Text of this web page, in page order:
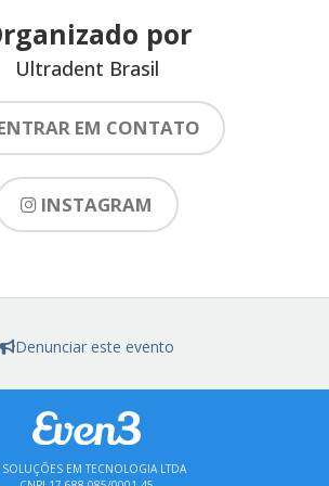
por
Ultradent Brasil
EM CONTATO
INSTAGRAM
Denunciar este evento
SOLUÇÕES EM TECNOLOGIA LTDA